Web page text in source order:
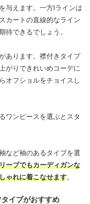
与えます。一方Iラインは
カートの直線的なライン
待できるでしょう。
あります。襟付きタイプ
がりできれいめコーデに
オフショルをチョイスし
ワンピースを選ぶとスタ
など袖のあるタイプを選
ーブでもカーディガンな
ゃれに着こなせます。
イプがおすすめ